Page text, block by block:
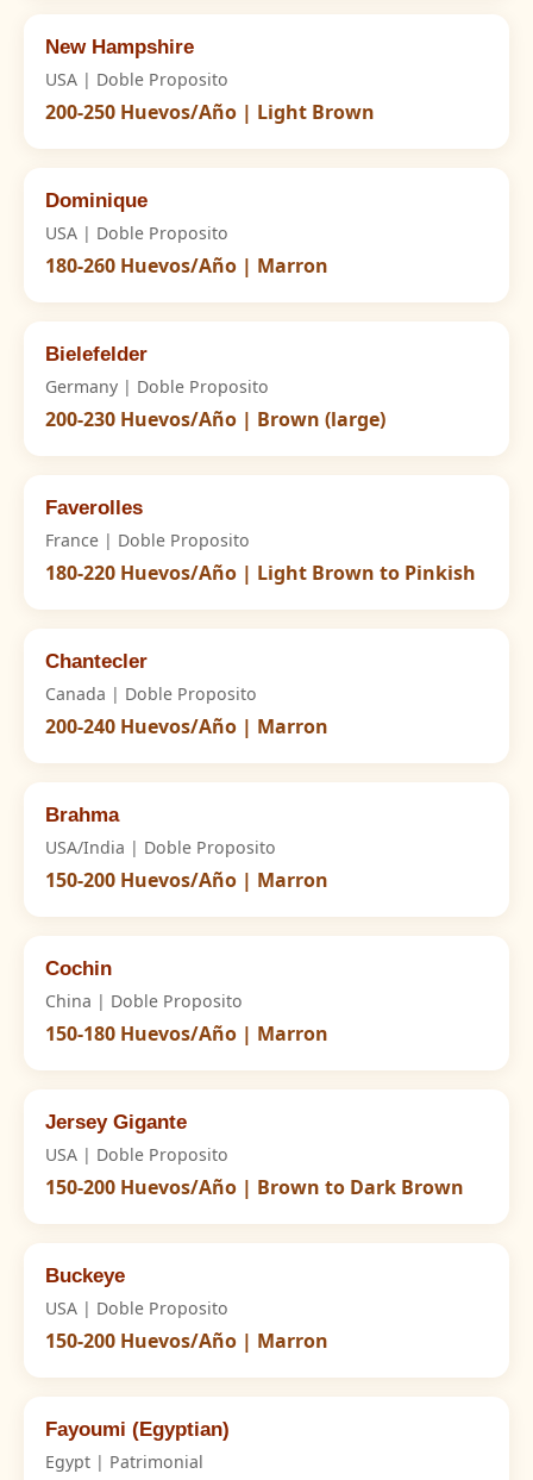
New Hampshire
USA | Doble Proposito
200-250 Huevos/Año | Light Brown
Dominique
USA | Doble Proposito
180-260 Huevos/Año | Marron
Bielefelder
Germany | Doble Proposito
200-230 Huevos/Año | Brown (large)
Faverolles
France | Doble Proposito
180-220 Huevos/Año | Light Brown to Pinkish
Chantecler
Canada | Doble Proposito
200-240 Huevos/Año | Marron
Brahma
USA/India | Doble Proposito
150-200 Huevos/Año | Marron
Cochin
China | Doble Proposito
150-180 Huevos/Año | Marron
Jersey Gigante
USA | Doble Proposito
150-200 Huevos/Año | Brown to Dark Brown
Buckeye
USA | Doble Proposito
150-200 Huevos/Año | Marron
Fayoumi (Egyptian)
Egypt | Patrimonial